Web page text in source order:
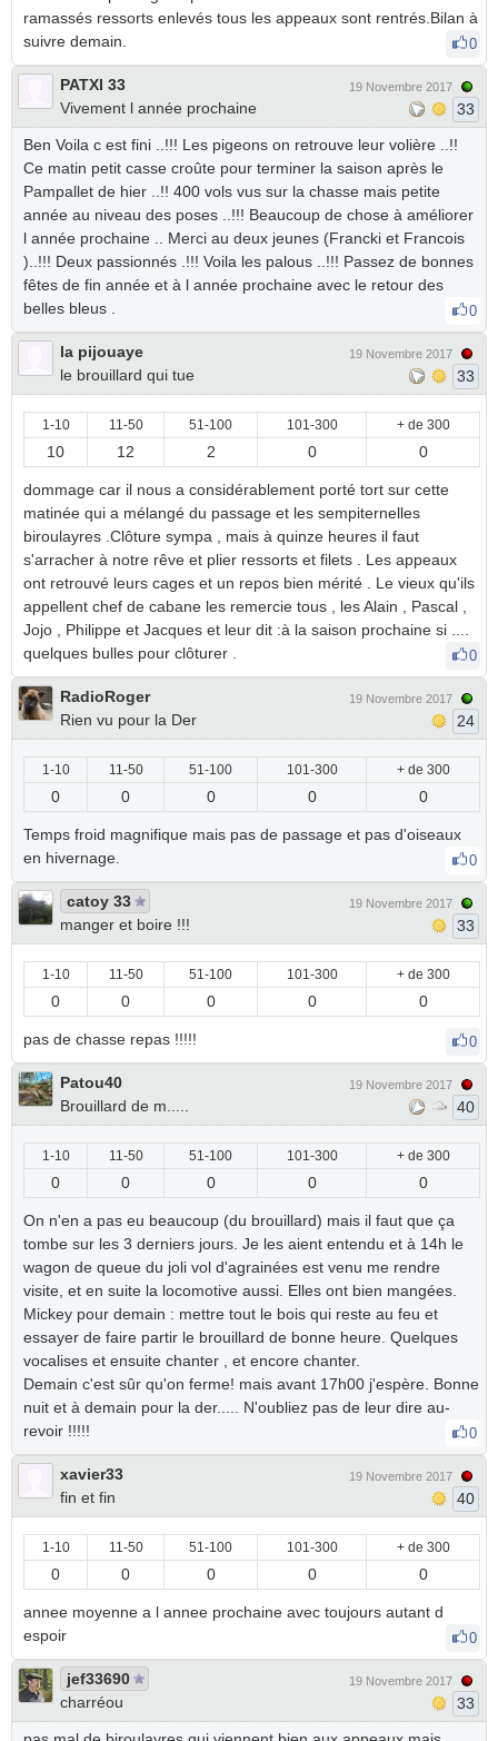
ramassés ressorts enlevés tous les appeaux sont rentrés.Bilan à
suivre demain.
0
PATXI 33
Vivement l année prochaine
19 Novembre 2017
33
Ben Voila c est fini ..!!! Les pigeons on retrouve leur volière ..!!
Ce matin petit casse croûte pour terminer la saison après le
Pampallet de hier ..!! 400 vols vus sur la chasse mais petite
année au niveau des poses ..!!! Beaucoup de chose à améliorer
l année prochaine .. Merci au deux jeunes (Francki et Francois
)..!!! Deux passionnés .!!! Voila les palous ..!!! Passez de bonnes
fêtes de fin année et à l année prochaine avec le retour des
belles bleus .
0
la pijouaye
le brouillard qui tue
19 Novembre 2017
33
1-10 11-50 51-100 101-300 + de 300
10 12 2 0 0
dommage car il nous a considérablement porté tort sur cette
matinée qui a mélangé du passage et les sempiternelles
biroulayres .Clôture sympa , mais à quinze heures il faut
s'arracher à notre rêve et plier ressorts et filets . Les appeaux
ont retrouvé leurs cages et un repos bien mérité . Le vieux qu'ils
appellent chef de cabane les remercie tous , les Alain , Pascal ,
Jojo , Philippe et Jacques et leur dit :à la saison prochaine si ....
quelques bulles pour clôturer .
0
RadioRoger
Rien vu pour la Der
19 Novembre 2017
24
1-10 11-50 51-100 101-300 + de 300
0 0 0 0 0
Temps froid magnifique mais pas de passage et pas d'oiseaux
en hivernage.
0
catoy 33
manger et boire !!!
19 Novembre 2017
33
1-10 11-50 51-100 101-300 + de 300
0 0 0 0 0
pas de chasse repas !!!!! 0
Patou40
Brouillard de m.....
19 Novembre 2017
40
1-10 11-50 51-100 101-300 + de 300
0 0 0 0 0
On n'en a pas eu beaucoup (du brouillard) mais il faut que ça
tombe sur les 3 derniers jours. Je les aient entendu et à 14h le
wagon de queue du joli vol d'agrainées est venu me rendre
visite, et en suite la locomotive aussi. Elles ont bien mangées.
Mickey pour demain : mettre tout le bois qui reste au feu et
essayer de faire partir le brouillard de bonne heure. Quelques
vocalises et ensuite chanter , et encore chanter.
Demain c'est sûr qu'on ferme! mais avant 17h00 j'espère. Bonne
nuit et à demain pour la der..... N'oubliez pas de leur dire au-
revoir !!!!!
0
xavier33
fin et fin
19 Novembre 2017
40
1-10 11-50 51-100 101-300 + de 300
0 0 0 0 0
annee moyenne a l annee prochaine avec toujours autant d
espoir
0
jef33690
charréou
19 Novembre 2017
33